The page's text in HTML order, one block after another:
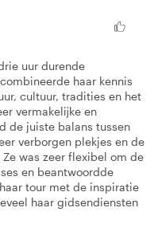
uur durende
haar kennis
cultuur, tradities en het
vermakelijke en
de juiste balans tussen
verborgen plekjes en de
was zeer flexibel om de
en beantwoordde
tour met de inspiratie
haar gidsendiensten